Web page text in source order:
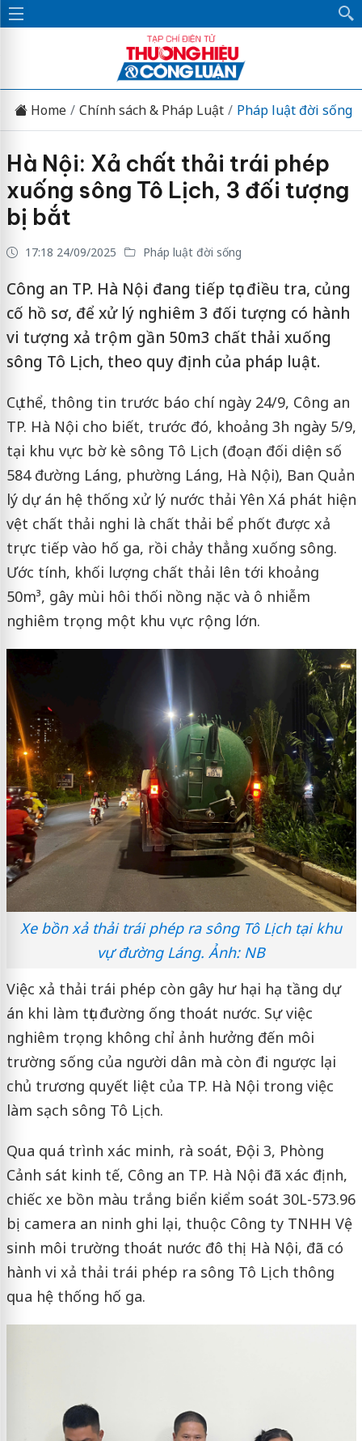
Home Chính sách & Pháp Luật Pháp luật đời sống
Hà Nội: Xả chất thải trái phép
xuống sông Tô Lịch, 3 đối tượng
bị bắt
17:18 24/09/2025 Pháp luật đời sống
Công an TP. Hà Nội đang tiếp tục điều tra, củng
cố hồ sơ, để xử lý nghiêm 3 đối tượng có hành
vi tượng xả trộm gần 50m3 chất thải xuống
sông Tô Lịch, theo quy định của pháp luật.
Cụ thể, thông tin trước báo chí ngày 24/9, Công an
TP. Hà Nội cho biết, trước đó, khoảng 3h ngày 5/9,
tại khu vực bờ kè sông Tô Lịch (đoạn đối diện số
584 đường Láng, phường Láng, Hà Nội), Ban Quản
lý dự án hệ thống xử lý nước thải Yên Xá phát hiện
vệt chất thải nghi là chất thải bể phốt được xả
trực tiếp vào hố ga, rồi chảy thẳng xuống sông.
Ước tính, khối lượng chất thải lên tới khoảng
50m³, gây mùi hôi thối nồng nặc và ô nhiễm
nghiêm trọng một khu vực rộng lớn.
Xe bồn xả thải trái phép ra sông Tô Lịch tại khu
vự đường Láng. Ảnh: NB
Việc xả thải trái phép còn gây hư hại hạ tầng dự
án khi làm tụt đường ống thoát nước. Sự việc
nghiêm trọng không chỉ ảnh hưởng đến môi
trường sống của người dân mà còn đi ngược lại
chủ trương quyết liệt của TP. Hà Nội trong việc
làm sạch sông Tô Lịch.
Qua quá trình xác minh, rà soát, Đội 3, Phòng
Cảnh sát kinh tế, Công an TP. Hà Nội đã xác định,
chiếc xe bồn màu trắng biển kiểm soát 30L-573.96
bị camera an ninh ghi lại, thuộc Công ty TNHH Vệ
sinh môi trường thoát nước đô thị Hà Nội, đã có
hành vi xả thải trái phép ra sông Tô Lịch thông
qua hệ thống hố ga.